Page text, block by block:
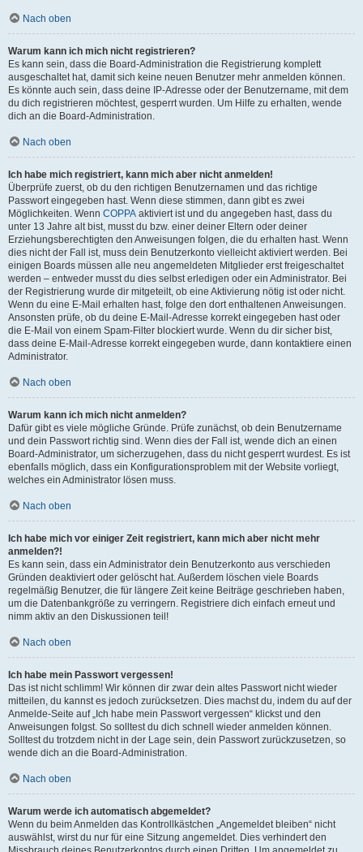
Nach oben
Warum kann ich mich nicht registrieren?
Es kann sein, dass die Board-Administration die Registrierung komplett
ausgeschaltet hat, damit sich keine neuen Benutzer mehr anmelden können.
Es könnte auch sein, dass deine IP-Adresse oder der Benutzername, mit dem
du dich registrieren möchtest, gesperrt wurden. Um Hilfe zu erhalten, wende
dich an die Board-Administration.
Nach oben
Ich habe mich registriert, kann mich aber nicht anmelden!
Überprüfe zuerst, ob du den richtigen Benutzernamen und das richtige
Passwort eingegeben hast. Wenn diese stimmen, dann gibt es zwei
Möglichkeiten. Wenn COPPA aktiviert ist und du angegeben hast, dass du
unter 13 Jahre alt bist, musst du bzw. einer deiner Eltern oder deiner
Erziehungsberechtigten den Anweisungen folgen, die du erhalten hast. Wenn
dies nicht der Fall ist, muss dein Benutzerkonto vielleicht aktiviert werden. Bei
einigen Boards müssen alle neu angemeldeten Mitglieder erst freigeschaltet
werden – entweder musst du dies selbst erledigen oder ein Administrator. Bei
der Registrierung wurde dir mitgeteilt, ob eine Aktivierung nötig ist oder nicht.
Wenn du eine E-Mail erhalten hast, folge den dort enthaltenen Anweisungen.
Ansonsten prüfe, ob du deine E-Mail-Adresse korrekt eingegeben hast oder
die E-Mail von einem Spam-Filter blockiert wurde. Wenn du dir sicher bist,
dass deine E-Mail-Adresse korrekt eingegeben wurde, dann kontaktiere einen
Administrator.
Nach oben
Warum kann ich mich nicht anmelden?
Dafür gibt es viele mögliche Gründe. Prüfe zunächst, ob dein Benutzername
und dein Passwort richtig sind. Wenn dies der Fall ist, wende dich an einen
Board-Administrator, um sicherzugehen, dass du nicht gesperrt wurdest. Es ist
ebenfalls möglich, dass ein Konfigurationsproblem mit der Website vorliegt,
welches ein Administrator lösen muss.
Nach oben
Ich habe mich vor einiger Zeit registriert, kann mich aber nicht mehr
anmelden?!
Es kann sein, dass ein Administrator dein Benutzerkonto aus verschieden
Gründen deaktiviert oder gelöscht hat. Außerdem löschen viele Boards
regelmäßig Benutzer, die für längere Zeit keine Beiträge geschrieben haben,
um die Datenbankgröße zu verringern. Registriere dich einfach erneut und
nimm aktiv an den Diskussionen teil!
Nach oben
Ich habe mein Passwort vergessen!
Das ist nicht schlimm! Wir können dir zwar dein altes Passwort nicht wieder
mitteilen, du kannst es jedoch zurücksetzen. Dies machst du, indem du auf der
Anmelde-Seite auf „Ich habe mein Passwort vergessen“ klickst und den
Anweisungen folgst. So solltest du dich schnell wieder anmelden können.
Solltest du trotzdem nicht in der Lage sein, dein Passwort zurückzusetzen, so
wende dich an die Board-Administration.
Nach oben
Warum werde ich automatisch abgemeldet?
Wenn du beim Anmelden das Kontrollkästchen „Angemeldet bleiben“ nicht
auswählst, wirst du nur für eine Sitzung angemeldet. Dies verhindert den